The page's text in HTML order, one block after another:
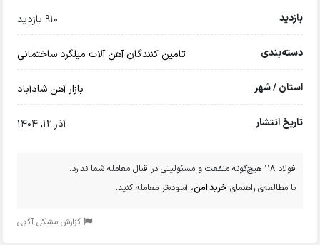
بازدید 910 بازدید
دسته‌بندی تامین کنندگان آهن آلات میلگرد ساختمانی
استان / شهر بازار آهن شادآباد
تاریخ انتشار آذر 12, 1404
فولاد 118 هیچ‌گونه منفعت و مسئولیتی در قبال معامله شما ندارد.
با مطالعه‌ی راهنمای خرید امن، آسوده‌تر معامله کنید.
گزارش مشکل آگهی